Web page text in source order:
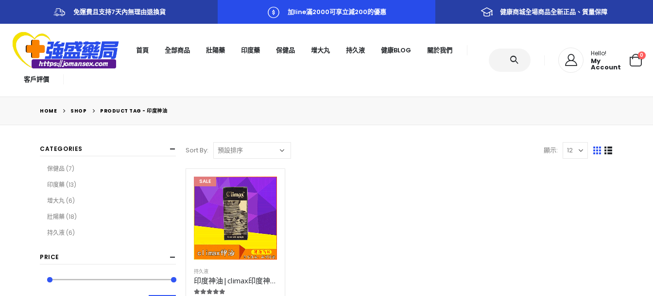
免運費且支持7天內無理由退換貨 加line滿2000可享立減200的優惠 健康商城全場商品全新正品、質量保障
首頁 全部商品 壯陽藥 印度藥 保健品 增大丸 持久液 健康BLOG 關於我們
客戶評價
Hello!
My
Account
0
HOME SHOP PRODUCT TAG - 印度神油
Sort By: 顯示:
SALE
持久液
印度神油|climax印度神油|使用不麻木|延時持久效果好|12g
CATEGORIES
保健品 (7)
印度藥 (13)
增大丸 (6)
壯陽藥 (18)
持久液 (6)
PRICE